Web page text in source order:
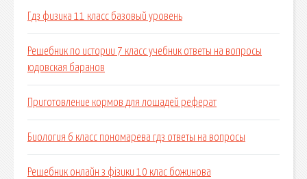
Гдз физика 11 класс базовый уровень
Решебник по истории 7 класс учебник ответы на вопросы
юдовская баранов
Приготовление кормов для лошадей реферат
Биология 6 класс пономарева гдз ответы на вопросы
Решебник онлайн з фізики 10 клас божинова